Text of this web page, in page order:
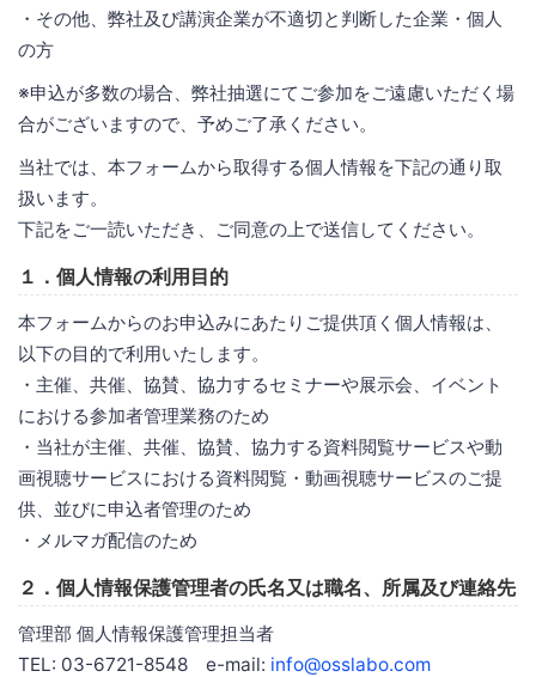
・その他、弊社及び講演企業が不適切と判断した企業・個人
の方
※申込が多数の場合、弊社抽選にてご参加をご遠慮いただく場
合がございますので、予めご了承ください。
当社では、本フォームから取得する個人情報を下記の通り取
扱います。
下記をご一読いただき、ご同意の上で送信してください。
１．個人情報の利用目的
本フォームからのお申込みにあたりご提供頂く個人情報は、
以下の目的で利用いたします。
・主催、共催、協賛、協力するセミナーや展示会、イベント
における参加者管理業務のため
・当社が主催、共催、協賛、協力する資料閲覧サービスや動
画視聴サービスにおける資料閲覧・動画視聴サービスのご提
供、並びに申込者管理のため
・メルマガ配信のため
２．個人情報保護管理者の氏名又は職名、所属及び連絡先
管理部 個人情報保護管理担当者
TEL: 03-6721-8548 e-mail: info@osslabo.com